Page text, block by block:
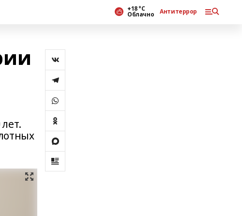
+18 °С
Облачно Антитеррор